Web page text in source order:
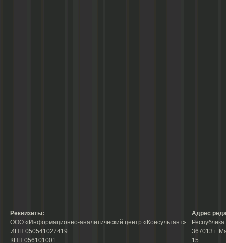
Реквизиты:
ООО «Информационно-аналитический центр «Консультант»
ИНН 050541027419
КПП 056101001
Адрес
367013 г.
15